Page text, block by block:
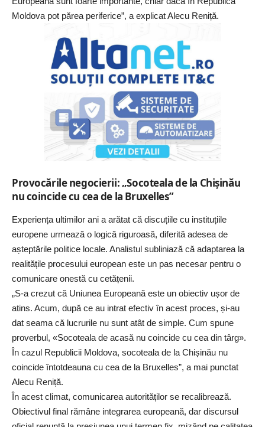
Moldova pot părea periferice”, a explicat Alecu Reniță.
Provocările negocierii: „Socoteala de la Chișinău
nu coincide cu cea de la Bruxelles”
Experiența ultimilor ani a arătat că discuțiile cu instituțiile
europene urmează o logică riguroasă, diferită adesea de
așteptările politice locale. Analistul subliniază că adaptarea la
realitățile procesului european este un pas necesar pentru o
comunicare onestă cu cetățenii.
„S-a crezut că Uniunea Europeană este un obiectiv ușor de
atins. Acum, după ce au intrat efectiv în acest proces, și-au
dat seama că lucrurile nu sunt atât de simple. Cum spune
proverbul, «Socoteala de acasă nu coincide cu cea din târg».
În cazul Republicii Moldova, socoteala de la Chișinău nu
coincide întotdeauna cu cea de la Bruxelles”, a mai punctat
Alecu Reniță.
În acest climat, comunicarea autorităților se recalibrează.
Obiectivul final rămâne integrarea europeană, dar discursul